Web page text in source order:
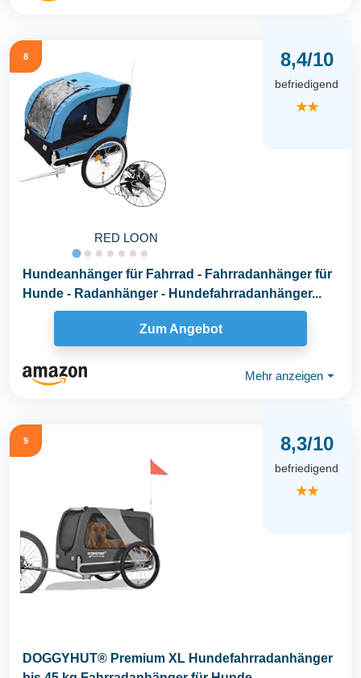
8
RED LOON
8,4/10
befriedigend
★★
Hundeanhänger für Fahrrad - Fahrradanhänger für
Hunde - Radanhänger - Hundefahrradanhänger...
Zum Angebot
Mehr anzeigen ⏷
9 8,3/10
befriedigend
★★
DOGGYHUT® Premium XL Hundefahrradanhänger